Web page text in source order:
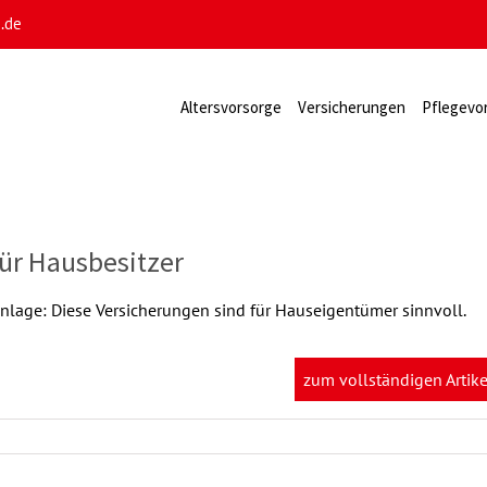
Altersvorsorge Versicherungen
Hausbesitzer
Diese Versicherungen sind für Hauseigentümer sinnvoll.
zum vollständigen